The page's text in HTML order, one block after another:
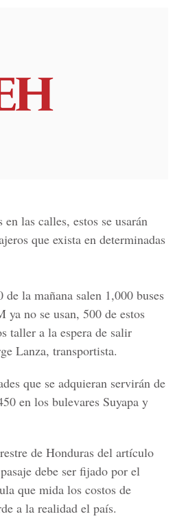
en las calles, estos se usarán
que exista en determinadas
la mañana salen 1,000 buses
ya no se usan, 500 de estos
taller a la espera de salir
Lanza, transportista.
que se adquieran servirán de
en los bulevares Suyapa y
de Honduras del artículo
debe ser fijado por el
que mida los costos de
a la realidad el país.